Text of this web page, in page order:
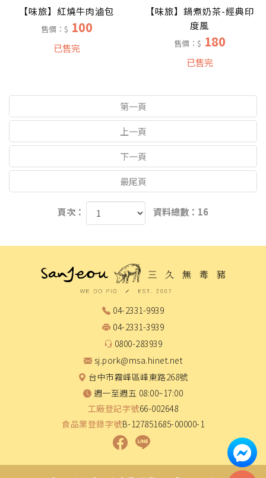
【味旅】紅燒牛肉滷包
售價：$ 100
已售完
【味旅】鍋煮奶茶-經典印
度風
售價：$ 180
已售完
第一頁
上一頁
下一頁
最尾頁
頁次： 資料總數：16
04-2331-9939
04-2331-3939
0800-283939
sj.pork@msa.hinet.net
台中市霧峰區峰東路268號
週一至週五 08:00~17:00
工廠登記字號66-002648
食品業登錄字號B-127851685-00000-1